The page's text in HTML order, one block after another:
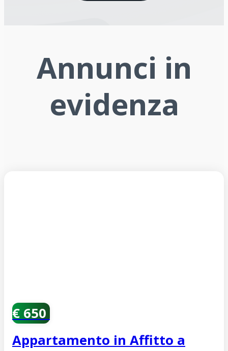
Annunci in
evidenza
€ 650
Appartamento in Affitto a